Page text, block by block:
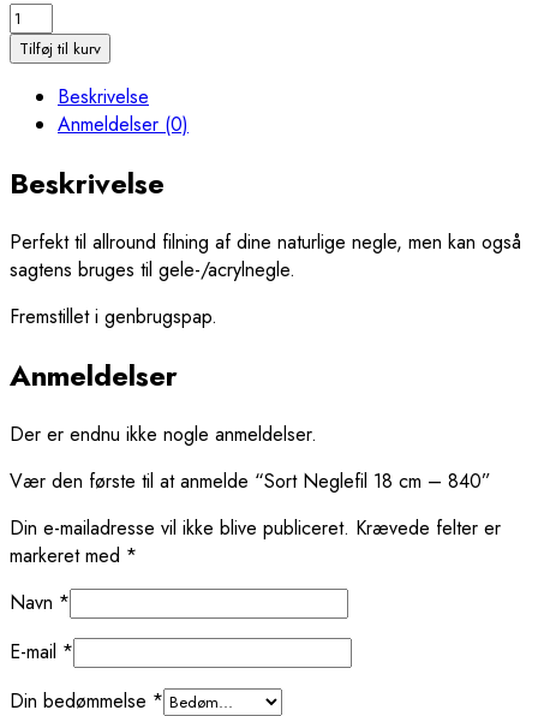
Sort
Neglefil
18
antal
Tilføj til kurv
Beskrivelse
Anmeldelser (0)
Beskrivelse
Perfekt til allround filning af dine naturlige negle, men kan også
sagtens bruges til gele-/acrylnegle.
Fremstillet i genbrugspap.
Anmeldelser
Der er endnu ikke nogle anmeldelser.
Vær den første til at anmelde “Sort Neglefil 18 cm – 840”
Din e-mailadresse vil ikke blive publiceret. Krævede felter er
markeret med *
Navn *
E-mail *
Din bedømmelse *